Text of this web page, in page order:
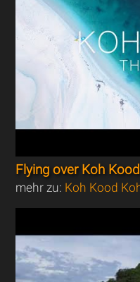
Flying over Koh Kood
mehr zu: Koh Kood